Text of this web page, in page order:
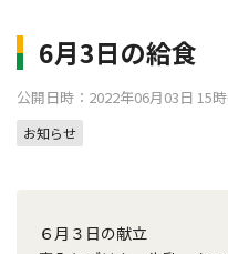
6月3日の給食
公開日時：2022年06月03日 15
お知らせ
６月３日の献立